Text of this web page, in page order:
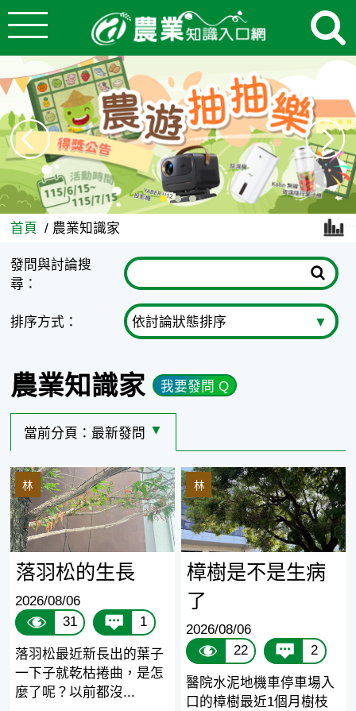
跳到主要內容
農業知識家 - 農業知識入口網
首頁 農業知識家
發問與討論搜
尋：
排序方式：
農業知識家 我要發問 Q
當前分頁： 最新發問 選擇其他分頁
落羽松的生長
林
落羽松的生長
2026/08/06
31
1
落羽松最近新長出的葉子
一下子就乾枯捲曲，是怎
麼了呢？以前都沒...
樟樹是不是生病了
林
樟樹是不是生病
了
2026/08/06
22
2
醫院水泥地機車停車場入
口的樟樹最近1個月樹枝